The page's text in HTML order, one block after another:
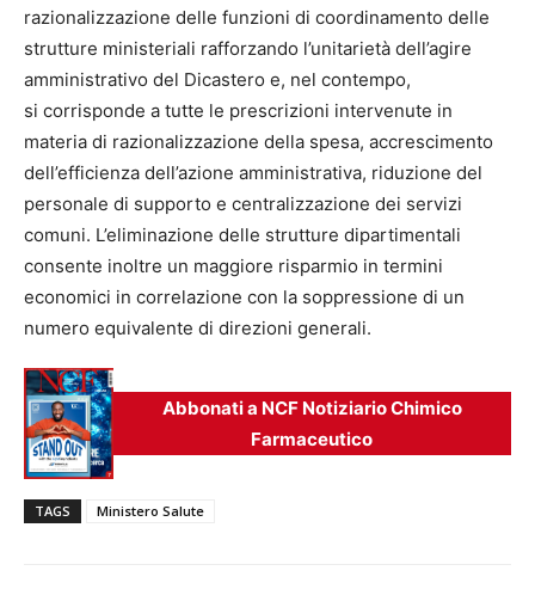
razionalizzazione delle funzioni di coordinamento delle
strutture ministeriali rafforzando l’unitarietà dell’agire
amministrativo del Dicastero e, nel contempo,
si corrisponde a tutte le prescrizioni intervenute in
materia di razionalizzazione della spesa, accrescimento
dell’efficienza dell’azione amministrativa, riduzione del
personale di supporto e centralizzazione dei servizi
comuni. L’eliminazione delle strutture dipartimentali
consente inoltre un maggiore risparmio in termini
economici in correlazione con la soppressione di un
numero equivalente di direzioni generali.
Abbonati a NCF Notiziario Chimico
Farmaceutico
TAGS Ministero Salute